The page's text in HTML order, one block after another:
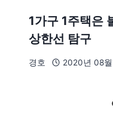
1가구 1주택은
상한선 탐구
경호 2020년 08월